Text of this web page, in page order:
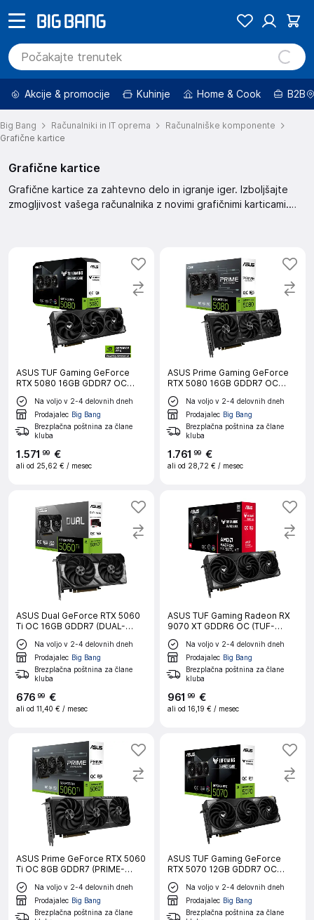
Akcije & promocije Kuhinje Home & Cook B2B
Big Bang Računalniki in IT oprema
Računalniške komponente
Grafične kartice
Grafične kartice
Grafične kartice za zahtevno delo in igranje iger. Izboljšajte
zmogljivost vašega računalnika z novimi grafičnimi karticami.
ASUS TUF Gaming GeForce
RTX 5080 16GB GDDR7 OC
(TUF-RTX5080-O16G-GAMING)
ARGB gaming grafična kartica
Na voljo v 2-4 delovnih dneh
Prodajalec Big Bang
Brezplačna poštnina za člane
kluba
1.571 99 €
ali od 25,62 € / mesec
ASUS Prime Gaming GeForce
RTX 5080 16GB GDDR7 OC
(PRIME-RTX5080-O16G)
gaming grafična kartica
Na voljo v 2-4 delovnih dneh
Prodajalec Big Bang
Brezplačna poštnina za člane
kluba
1.761 99 €
ali od 28,72 € / mesec
ASUS Dual GeForce RTX 5060
Ti OC 16GB GDDR7 (DUAL-
RTX5060TI-O16G) grafična
karticaNa voljo v 2-4 delovnih dneh
Prodajalec Big Bang
Brezplačna poštnina za člane
kluba
676 99 €
ali od 11,40 € / mesec
ASUS TUF Gaming Radeon RX
9070 XT GDDR6 OC (TUF-
RX9070XT-O16G-GAMING)
gaming grafična kartica
Na voljo v 2-4 delovnih dneh
Prodajalec Big Bang
Brezplačna poštnina za člane
kluba
961 99 €
ali od 16,19 € / mesec
ASUS Prime GeForce RTX 5060
Ti OC 8GB GDDR7 (PRIME-
RTX5060TI-O8G) grafična
karticaNa voljo v 2-4 delovnih dneh
Prodajalec Big Bang
Brezplačna poštnina za člane
ASUS TUF Gaming GeForce
RTX 5070 12GB GDDR7 OC
(TUF-RTX5070-O12G-GAMING)
gaming grafična kartica
Na voljo v 2-4 delovnih dneh
Prodajalec Big Bang
Brezplačna poštnina za člane